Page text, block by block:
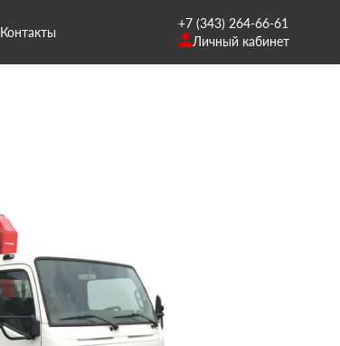
Контакты
+7 (343) 264-66-61
Личный кабинет